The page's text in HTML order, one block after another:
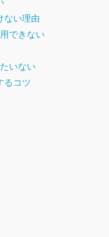
ない理由
できない
いない
るコツ